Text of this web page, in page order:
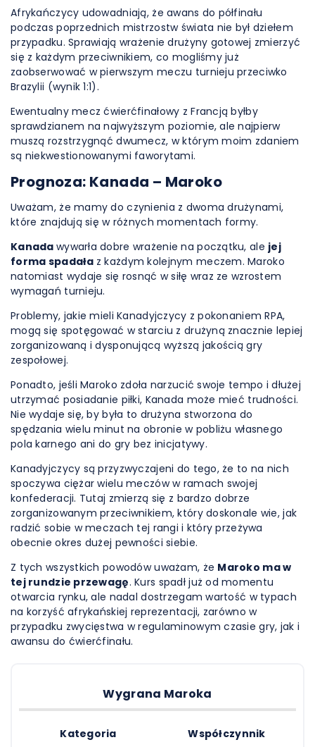
Afrykańczycy udowadniają, że awans do półfinału
podczas poprzednich mistrzostw świata nie był dziełem
przypadku. Sprawiają wrażenie drużyny gotowej zmierzyć
się z każdym przeciwnikiem, co mogliśmy już
zaobserwować w pierwszym meczu turnieju przeciwko
Brazylii (wynik 1:1).
Ewentualny mecz ćwierćfinałowy z Francją byłby
sprawdzianem na najwyższym poziomie, ale najpierw
muszą rozstrzygnąć dwumecz, w którym moim zdaniem
są niekwestionowanymi faworytami.
Prognoza: Kanada – Maroko
Uważam, że mamy do czynienia z dwoma drużynami,
które znajdują się w różnych momentach formy.
Kanada wywarła dobre wrażenie na początku, ale jej
forma spadała z każdym kolejnym meczem. Maroko
natomiast wydaje się rosnąć w siłę wraz ze wzrostem
wymagań turnieju.
Problemy, jakie mieli Kanadyjczycy z pokonaniem RPA,
mogą się spotęgować w starciu z drużyną znacznie lepiej
zorganizowaną i dysponującą wyższą jakością gry
zespołowej.
Ponadto, jeśli Maroko zdoła narzucić swoje tempo i dłużej
utrzymać posiadanie piłki, Kanada może mieć trudności.
Nie wydaje się, by była to drużyna stworzona do
spędzania wielu minut na obronie w pobliżu własnego
pola karnego ani do gry bez inicjatywy.
Kanadyjczycy są przyzwyczajeni do tego, że to na nich
spoczywa ciężar wielu meczów w ramach swojej
konfederacji. Tutaj zmierzą się z bardzo dobrze
zorganizowanym przeciwnikiem, który doskonale wie, jak
radzić sobie w meczach tej rangi i który przeżywa
obecnie okres dużej pewności siebie.
Z tych wszystkich powodów uważam, że Maroko ma w
tej rundzie przewagę. Kurs spadł już od momentu
otwarcia rynku, ale nadal dostrzegam wartość w typach
na korzyść afrykańskiej reprezentacji, zarówno w
przypadku zwycięstwa w regulaminowym czasie gry, jak i
awansu do ćwierćfinału.
Wygrana Maroka
Kategoria Współczynnik